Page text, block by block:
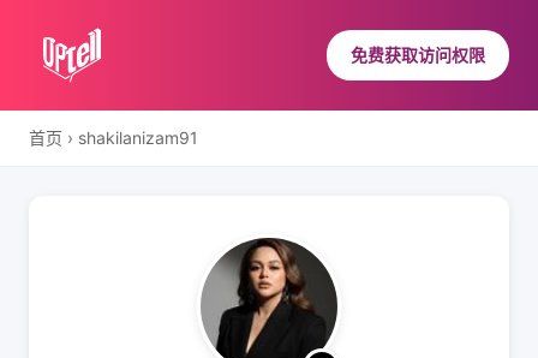
免费获取访问权限
首页 › shakilanizam91